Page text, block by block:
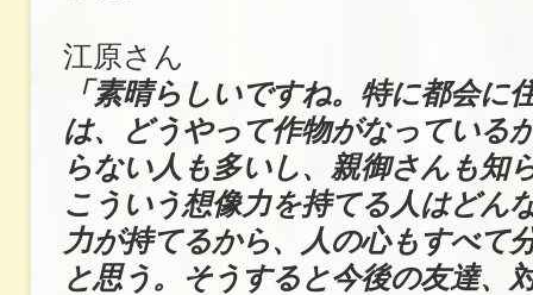
江原さん
「素晴らしいですね。特に都会に
は、どうやって作物がなっている
らない人も多いし、親御さんも知
こういう想像力を持てる人はどん
力が持てるから、人の心もすべて
と思う。そうすると今後の友達、